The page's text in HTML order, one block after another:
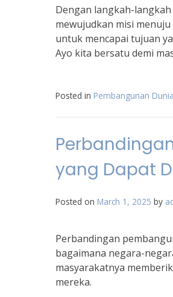
Dengan langkah-
mewujudkan misi
untuk mencapai tujuan
Ayo kita bersatu demi
Posted in Pembangunan Dunia
yang Dapat
Posted on March 1, 2025 by
Perbandingan
bagaimana negara-
masyarakatnya
mereka.